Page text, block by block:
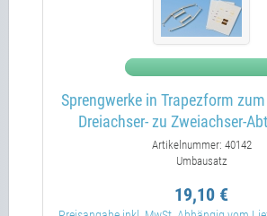
Sprengwerke in Trapezform
Dreiachser- zu Zweiachser-
Artikelnummer: 40142
Umbausatz
19,10 €